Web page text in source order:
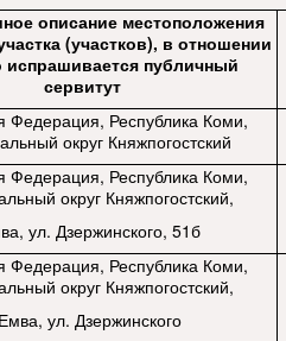
описание местоположения
(участков), в отношении
испрашивается публичный
сервитут
Федерация, Республика Коми,
округ Княжпогостский
Федерация, Республика Коми,
округ Княжпогостский,
ул. Дзержинского, 51б
Федерация, Республика Коми,
округ Княжпогостский,
ул. Дзержинского